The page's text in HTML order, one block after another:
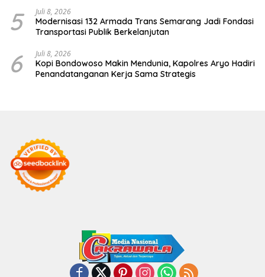
5 Juli 8, 2026
Modernisasi 132 Armada Trans Semarang Jadi Fondasi
Transportasi Publik Berkelanjutan
6 Juli 8, 2026
Kopi Bondowoso Makin Mendunia, Kapolres Aryo Hadiri
Penandatanganan Kerja Sama Strategis